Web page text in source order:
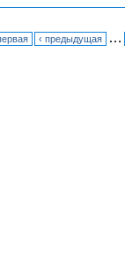
‹ предыдущая …